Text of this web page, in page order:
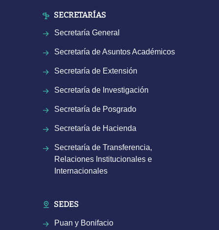
SECRETARÍAS
Secretaría General
Secretaría de Asuntos Académicos
Secretaría de Extensión
Secretaría de Investigación
Secretaría de Posgrado
Secretaría de Hacienda
Secretaría de Transferencia,
Relaciones Institucionales e
Internacionales
SEDES
Puan y Bonifacio